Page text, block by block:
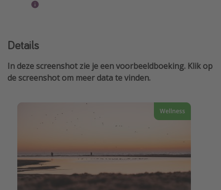
Details
In deze screenshot zie je een voorbeeldboeking. Klik op
de screenshot om meer data te vinden.